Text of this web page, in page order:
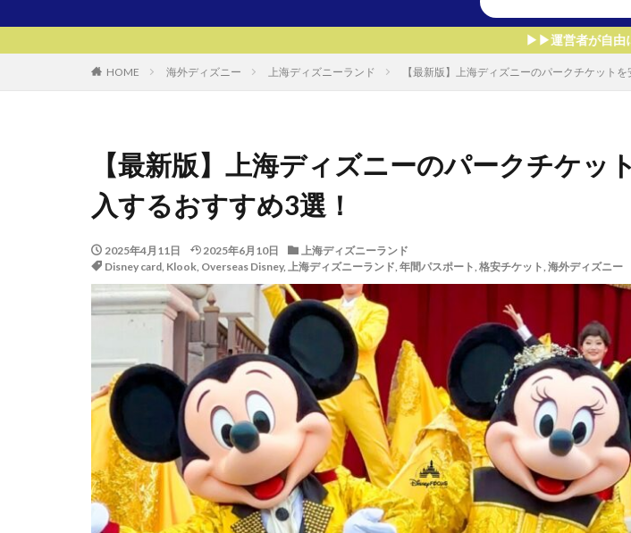
▶︎▶︎運営者が自由に海外パークを飛び
HOME 海外ディズニー 上海ディズニーランド 【最新版】上海ディズニーのパークチケット
【最新版】上海ディズニーのパークチケッ
入するおすすめ3選！
2025年4月11日 2025年6月10日
上海ディズニーランド
Disney card, Klook, Overseas Disney, 上海ディズニーランド, 年間パスポート, 格安チケット, 海外ディズニー